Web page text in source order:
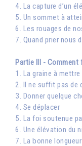
4. La capture d’un
5. Un sommet à
6. Les rouages de
7. Quand prier nous
Partie III -
1. La graine à mettre
2. Il ne suffit pas de
3. Donner quelque
4. Se déplacer
5. La foi soutenue
6. Une élévation du
7. La bonne